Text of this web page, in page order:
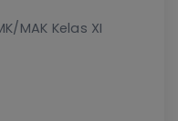
MAK Kelas XI